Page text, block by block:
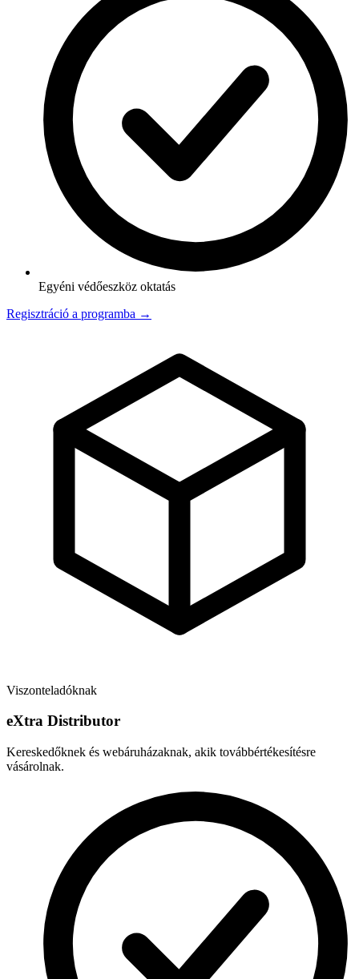
Egyéni védőeszköz oktatás
Regisztráció a programba →
Viszonteladóknak
eXtra Distributor
Kereskedőknek és webáruházaknak, akik továbbértékesítésre
vásárolnak.